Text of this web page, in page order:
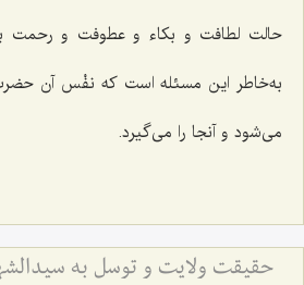
حالت لطافت و بکاء و عطوفت و رحمت
به‌خاطر این مسئله است که نفْس آن
می‌شود و آنجا را می‌گیرد.
حقیقت ولایت و توسل به